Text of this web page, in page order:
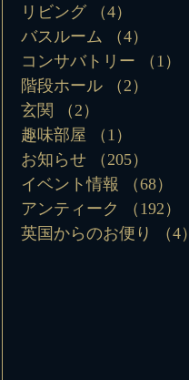
リビング
（4）
バスルーム
（4）
コンサバトリー
（1）
階段ホール
（2）
玄関
（2）
趣味部屋
（1）
お知らせ
（205）
イベント情報
（68）
アンティーク
（192）
英国からのお便り
（4）